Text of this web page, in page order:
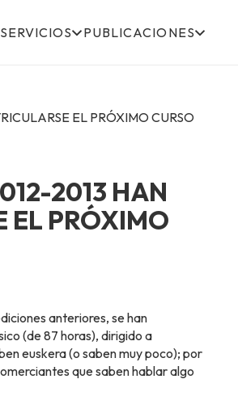
SERVICIOS PUBLICACIONES
EL PRÓXIMO CURSO
2013 HAN
EL PRÓXIMO
anteriores, se han
(de 87 horas), dirigido a
euskera (o saben muy poco); por
que saben hablar algo